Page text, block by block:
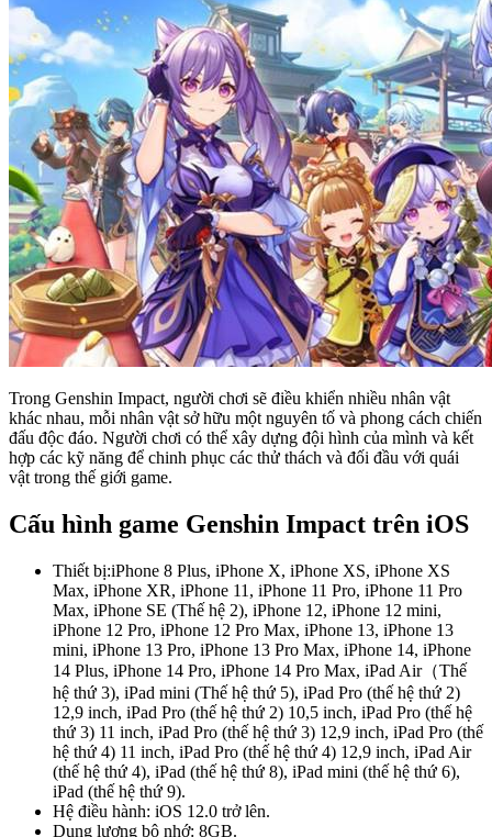
Trong Genshin Impact, người chơi sẽ điều khiển nhiều nhân vật
khác nhau, mỗi nhân vật sở hữu một nguyên tố và phong cách chiến
đấu độc đáo. Người chơi có thể xây dựng đội hình của mình và kết
hợp các kỹ năng để chinh phục các thử thách và đối đầu với quái
vật trong thế giới game.
Cấu hình game Genshin Impact trên iOS
Thiết bị:iPhone 8 Plus, iPhone X, iPhone XS, iPhone XS
Max, iPhone XR, iPhone 11, iPhone 11 Pro, iPhone 11 Pro
Max, iPhone SE (Thế hệ 2), iPhone 12, iPhone 12 mini,
iPhone 12 Pro, iPhone 12 Pro Max, iPhone 13, iPhone 13
mini, iPhone 13 Pro, iPhone 13 Pro Max, iPhone 14, iPhone
14 Plus, iPhone 14 Pro, iPhone 14 Pro Max, iPad Air（Thế
hệ thứ 3), iPad mini (Thế hệ thứ 5), iPad Pro (thế hệ thứ 2)
12,9 inch, iPad Pro (thế hệ thứ 2) 10,5 inch, iPad Pro (thế hệ
thứ 3) 11 inch, iPad Pro (thế hệ thứ 3) 12,9 inch, iPad Pro (thế
hệ thứ 4) 11 inch, iPad Pro (thế hệ thứ 4) 12,9 inch, iPad Air
(thế hệ thứ 4), iPad (thế hệ thứ 8), iPad mini (thế hệ thứ 6),
iPad (thế hệ thứ 9).
Hệ điều hành: iOS 12.0 trở lên.
Dung lượng bộ nhớ: 8GB.